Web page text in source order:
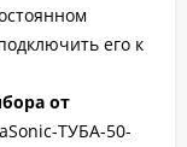
его к
от
ТУБА-50-